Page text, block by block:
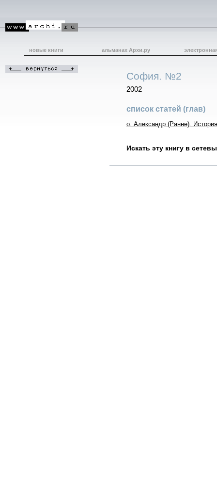
новые книги альманах Архи.ру
София. №2
2002
список статей (глав)
о. Александр (Ранне).
Искать эту книгу в